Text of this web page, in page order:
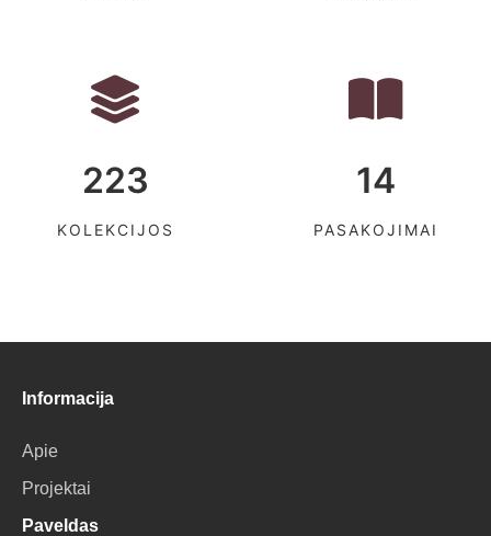
223
KOLEKCIJOS
14
PASAKOJIMAI
Informacija
Apie
Projektai
Paveldas